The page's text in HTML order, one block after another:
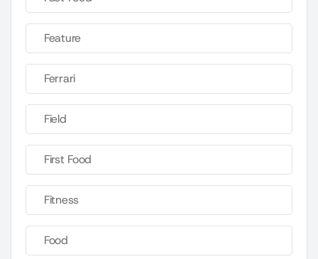
Feature
Ferrari
Field
First Food
Fitness
Food